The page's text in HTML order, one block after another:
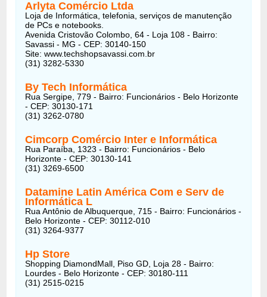
Arlyta Comércio Ltda
Loja de Informática, telefonia, serviços de manutenção
de PCs e notebooks.
Avenida Cristovão Colombo, 64 - Loja 108 - Bairro:
Savassi - MG - CEP: 30140-150
Site: www.techshopsavassi.com.br
(31) 3282-5330
By Tech Informática
Rua Sergipe, 779 - Bairro: Funcionários - Belo Horizonte
- CEP: 30130-171
(31) 3262-0780
Cimcorp Comércio Inter e Informática
Rua Paraíba, 1323 - Bairro: Funcionários - Belo
Horizonte - CEP: 30130-141
(31) 3269-6500
Datamine Latin América Com e Serv de
Informática L
Rua Antônio de Albuquerque, 715 - Bairro: Funcionários -
Belo Horizonte - CEP: 30112-010
(31) 3264-9377
Hp Store
Shopping DiamondMall, Piso GD, Loja 28 - Bairro:
Lourdes - Belo Horizonte - CEP: 30180-111
(31) 2515-0215